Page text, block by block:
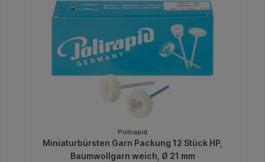
Polirapid
Miniaturbürsten Garn Packung 12 Stück HP,
Baumwollgarn weich, Ø 21 mm